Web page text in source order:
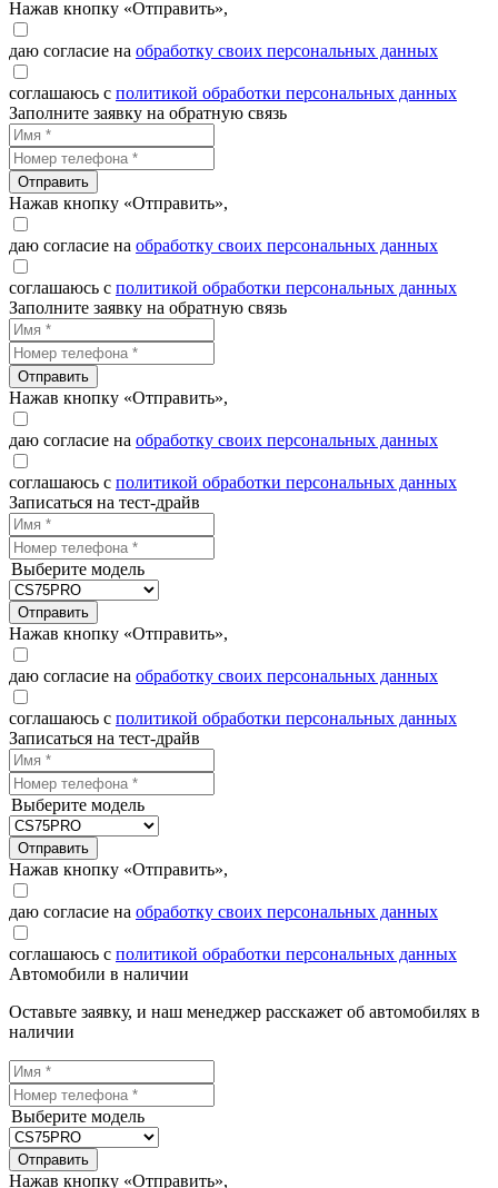
Нажав кнопку «Отправить»,
даю согласие на обработку своих персональных данных
соглашаюсь с политикой обработки персональных данных
Заполните заявку на обратную связь
Отправить
Нажав кнопку «Отправить»,
даю согласие на обработку своих персональных данных
соглашаюсь с политикой обработки персональных данных
Заполните заявку на обратную связь
Отправить
Нажав кнопку «Отправить»,
даю согласие на обработку своих персональных данных
соглашаюсь с политикой обработки персональных данных
Записаться на тест-драйв
Выберите модель
Отправить
Нажав кнопку «Отправить»,
даю согласие на обработку своих персональных данных
соглашаюсь с политикой обработки персональных данных
Записаться на тест-драйв
Выберите модель
Отправить
Нажав кнопку «Отправить»,
даю согласие на обработку своих персональных данных
соглашаюсь с политикой обработки персональных данных
Автомобили в наличии
Оставьте заявку, и наш менеджер расскажет об автомобилях в
наличии
Выберите модель
Отправить
Нажав кнопку «Отправить»,